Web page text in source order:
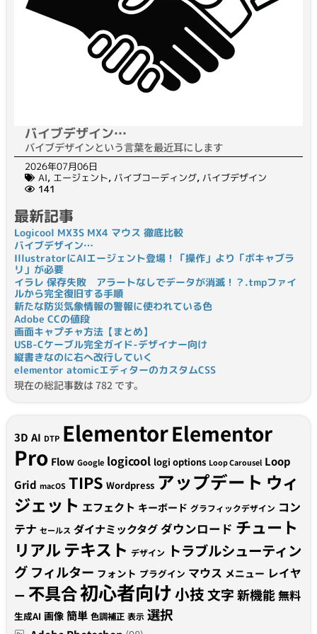
バイブデザイン…
バイブデザインという言葉を最近耳にします
2026年07月06日
AI, エージェント, バイブコーディング, バイブデザイン
141
最新記事
Logicool MX3S MX4 マウス 徹底比較
バイブデザイン…
IllustratorにAIエージェント登場！「操作」より「ボキャブラ
リ」が必要
イラレ 保存失敗 アラートなしでデータが消滅！？.tmpファイ
ルから完全復旧する手順
新たな防災気象情報の警報に使われている色
Adobe CCの値段
画面キャプチャ方法【まとめ】
USB-Cケーブル完全ガイド-デザイナー向け
縦書きなのに右へ改行していく
elementor atomicエディターのカスタムCSS
現在の総記事数は 782 です。
3D AI DTP ElementorElementor
Pro Flow Google logicool logi options Loop Carousel Loop
Grid macOS TIPS Wordpress アップデート ウィ
ジェット エフェクト キーボード グラフィックデザイン コン
テナ セールス ダイナミックタグダウンロード チュート
リアルテキスト デザイン トラブルシューティン
グ フィルター フォント プラグイン マウス メニュー レイヤ
ー 不具合初心者向け小技文字新機能無料
生成AI 画像 簡単 色調補正 表示 選択